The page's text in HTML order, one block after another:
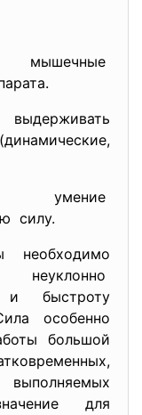
силу.
и быстроту
особенно
большой
выполняемых
для